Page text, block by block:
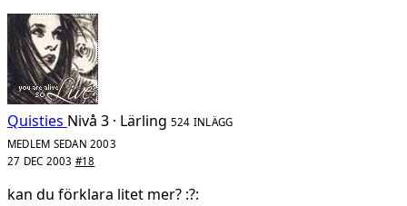
Quisties Nivå 3 · Lärling 524 INLÄGG
MEDLEM SEDAN 2003
27 DEC 2003 #18
kan du förklara litet mer? :?: